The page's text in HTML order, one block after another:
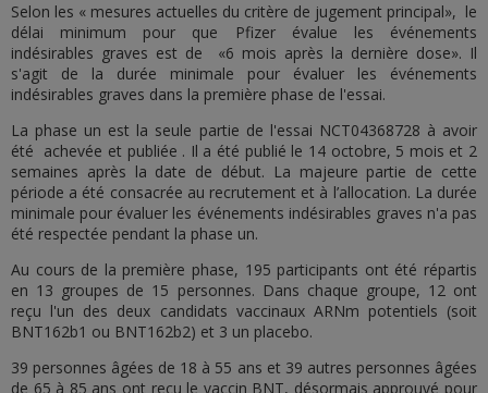
Selon les « mesures actuelles du critère de jugement principal», le
délai minimum pour que Pfizer évalue les événements
indésirables graves est de «6 mois après la dernière dose». Il
s'agit de la durée minimale pour évaluer les événements
indésirables graves dans la première phase de l'essai.
La phase un est la seule partie de l'essai NCT04368728 à avoir
été achevée et publiée . Il a été publié le 14 octobre, 5 mois et 2
semaines après la date de début. La majeure partie de cette
période a été consacrée au recrutement et à l’allocation. La durée
minimale pour évaluer les événements indésirables graves n'a pas
été respectée pendant la phase un.
Au cours de la première phase, 195 participants ont été répartis
en 13 groupes de 15 personnes. Dans chaque groupe, 12 ont
reçu l'un des deux candidats vaccinaux ARNm potentiels (soit
BNT162b1 ou BNT162b2) et 3 un placebo.
39 personnes âgées de 18 à 55 ans et 39 autres personnes âgées
de 65 à 85 ans ont reçu le vaccin BNT, désormais approuvé pour